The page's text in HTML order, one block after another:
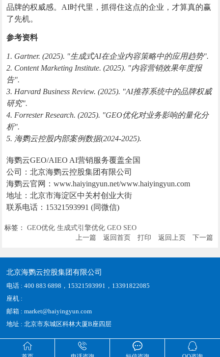
   
品牌的权威感。AI时代里，抓得住这点的企业，才算真的赢
了先机。
参考资料
1. Gartner. (2025). "生成式AI在企业内容策略中的应用趋势".
2. Content Marketing Institute. (2025). "内容营销效果年度报
告".
3. Harvard Business Review. (2025). "AI推荐系统中的品牌权威
研究".
4. Forrester Research. (2025). "GEO优化对业务影响的量化分
析".
5. 海鹦云控股内部案例数据(2024-2025).
海鹦云GEO/AIEO AI营销服务覆盖全国
公司：北京海鹦云控股集团有限公司
海鹦云官网：www.haiyingyun.net/www.haiyingyun.com
地址：北京市海淀区中关村创业大街
联系电话：15321593991 (同微信)
标签： GEO优化 生成式引擎优化 GEO SEO
上一篇
返回首页 打印 返回上页 下一篇
北京海鹦云控股集团有限公司
电话 : 400 883 6898，15321593991，13391822085
座机 :
邮箱 : market@haiyingyun.com
地址 : 北京市东城区科林大厦B座四层